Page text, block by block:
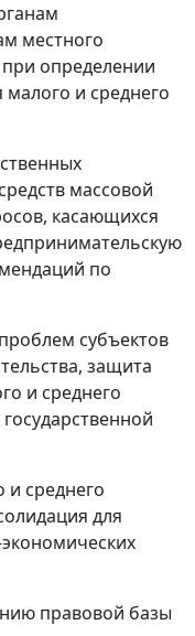
местного
определении
и среднего
массовой
касающихся
по
субъектов
защита
и среднего
и среднего
для
правовой базы